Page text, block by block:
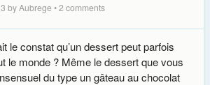
byAubrege •2 comments
le constat qu’un dessert peut parfois
le monde ? Même le dessert que vous
du type un gâteau au chocolat